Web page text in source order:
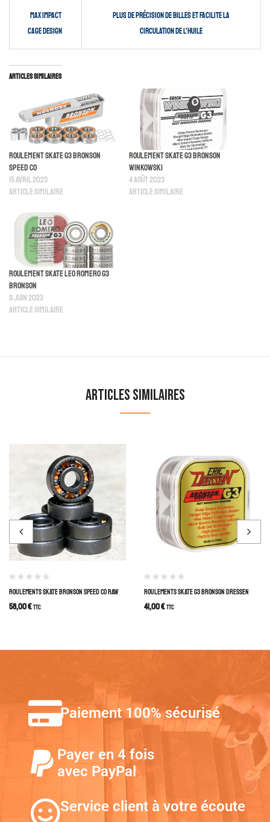
Max impact
cage design
plus de précision de billes et facilite la
circulation de l’huile
Articles similaires
Roulement Skate G3 Bronson
Speed Co
15 avril 2023
Article similaire
Roulement Skate G3 Bronson
Winkowski
4 août 2023
Article similaire
Roulement Skate Leo Romero G3
Bronson
9 juin 2023
Article similaire
Articles similaires
ROULEMENTS SKATE BRONSON SPEED CO RAW
58,00€TTC
ROULEMENTS SKATE G3 BRONSON DRESSEN
41,00€TTC
Paiement 100% sécurisé
Payer en 4 fois
avec PayPal
Service client à votre écoute